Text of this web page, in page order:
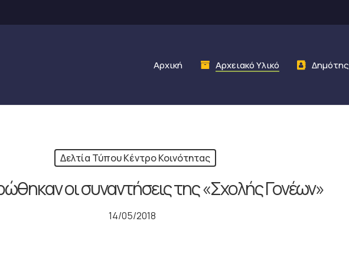
Αρχική Αρχειακό Υλικό Δημότης
Δελτία Τύπου Κέντρο Κοινότητας
οι συναντήσεις της «Σχολής Γονέων»
14/05/2018